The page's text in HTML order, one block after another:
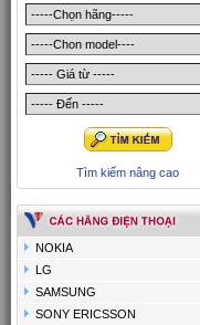
Tìm kiếm nâng cao
NOKIA
LG
SAMSUNG
SONY ERICSSON